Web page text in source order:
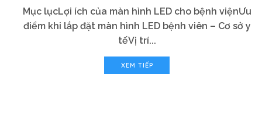
Mục lụcLợi ích của màn hình LED cho bệnh việnƯu
điểm khi lắp đặt màn hình LED bệnh viên – Cơ sở y
tếVị trí...
XEM TIẾP